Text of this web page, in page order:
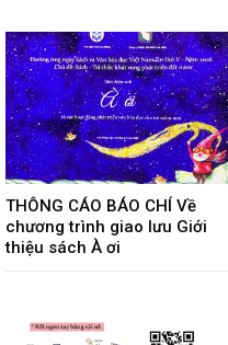
THÔNG CÁO BÁO CHÍ Về
chương trình giao lưu Giới
thiệu sách À ơi